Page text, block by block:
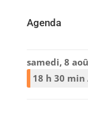
Agenda
samedi, 8
18 h 30 min